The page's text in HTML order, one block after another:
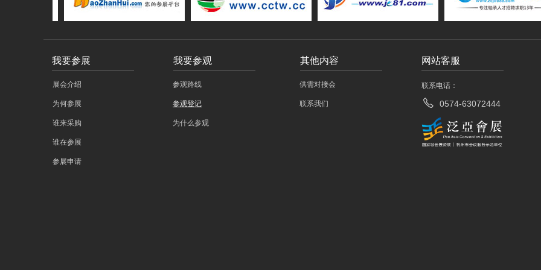
展会介绍
为何参展
谁来采购
谁在参展
参展申请
我要参展
参观路线
参观登记
为什么参观
我要参观
供需对接会
联系我们
其他内容
ꂅ
网站客服
联系电话：
0574-63072444